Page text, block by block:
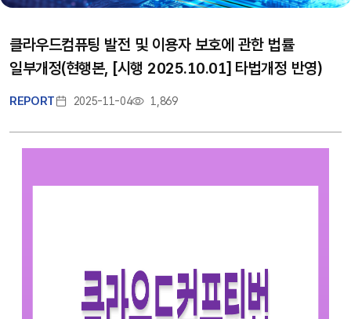
클라우드컴퓨팅 발전 및 이용자 보호에 관한 법률
일부개정(현행본, [시행 2025.10.01] 타법개정 반영)
REPORT 2025-11-04 1,869